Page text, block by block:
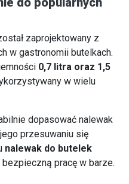
zaprojektowany z
w gastronomii butelkach.
0,7 litra oraz 1,5
w wielu
dopasować nalewak
przesuwaniu się
nalewak do butelek
pracę w barze.